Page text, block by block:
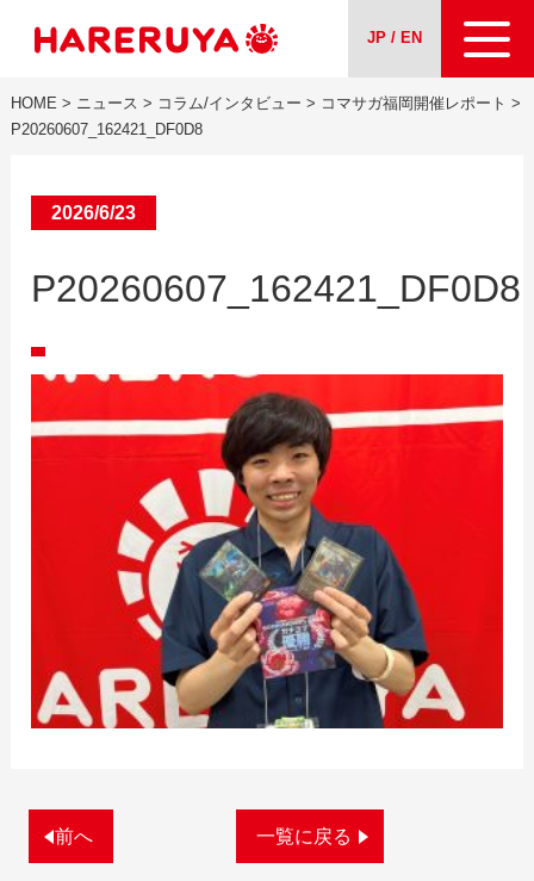
JP / EN
会社案内
HOME > ニュース > コラム/インタビュー > コマサガ福岡開催レポート >
P20260607_162421_DF0D8
2026/6/23
P20260607_162421_DF0D8
前へ 一覧に戻る